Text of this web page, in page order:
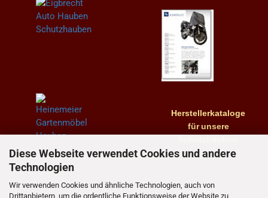
Diese Webseite verwendet Cookies und andere
Technologien
Wir verwenden Cookies und ähnliche Technologien, auch von
Drittanbietern, um die ordentliche Funktionsweise der Website zu
Herstellerkataloge
fürunsere